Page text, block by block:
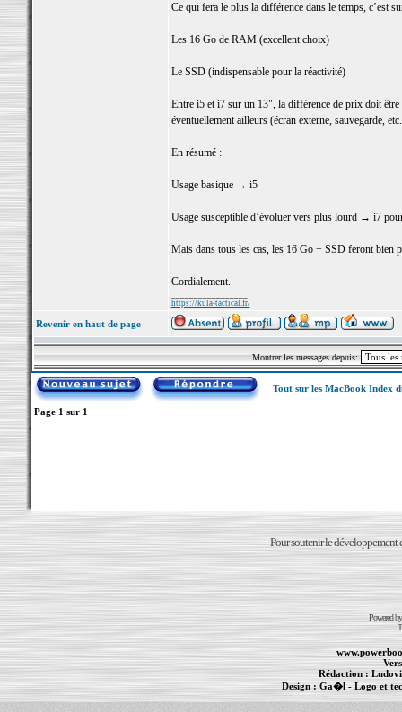
Ce qui fera le plus la différence dans le temps, c’est
Les 16 Go de RAM (excellent choix)
Le SSD (indispensable pour la réactivité)
Entre i5 et i7 sur un 13", la différence de prix doit être
éventuellement ailleurs (écran externe, sauvegarde,
En résumé :
Usage basique → i5
Usage susceptible d’évoluer vers plus lourd → i7
Mais dans tous les cas, les 16 Go + SSD feront bien
Cordialement.
https://kula-tactical.fr/
Revenir en haut de page
Montrer les messages depuis:
Tout sur les MacBook Index
Page 1 sur 1
Pour soutenir le développement
Powered
Rédaction :
Design : Ga�l - Logo et
MacBook Pro